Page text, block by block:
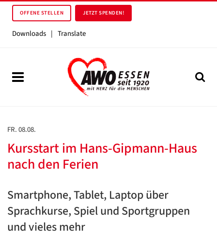
OFFENE STELLEN JETZT SPENDEN!
Downloads | Translate
FR. 08.08.
Kursstart im Hans-Gipmann-Haus
nach den Ferien
Smartphone, Tablet, Laptop über
Sprachkurse, Spiel und Sportgruppen
und vieles mehr